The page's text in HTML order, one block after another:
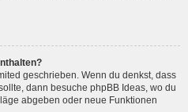
geschrieben. Wenn du denkst, dass
dann besuche phpBB Ideas, wo du
abgeben oder neue Funktionen